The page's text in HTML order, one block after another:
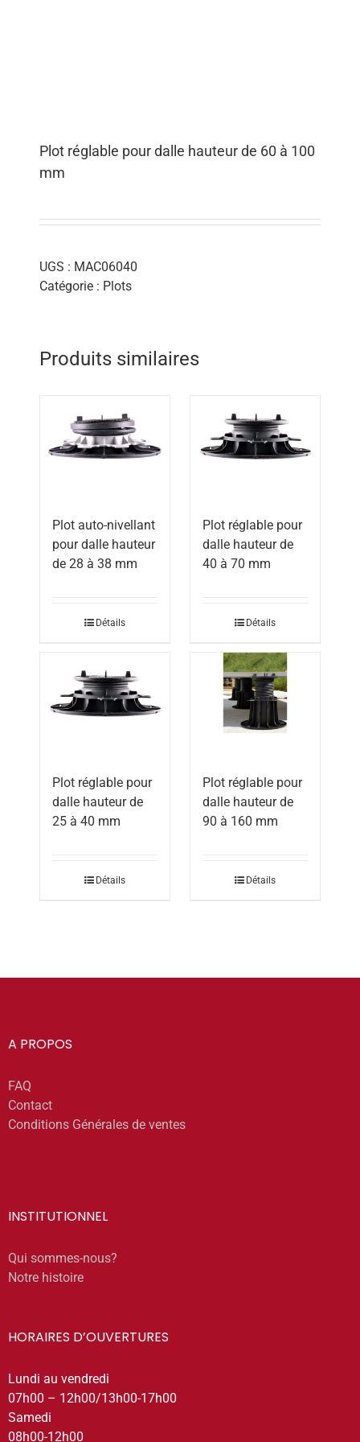
Plot réglable pour dalle hauteur de 60 à 100
mm
UGS : MAC06040
Catégorie : Plots
Produits similaires
Plot auto-nivellant
pour dalle hauteur
de 28 à 38 mm
Détails
Plot réglable pour
dalle hauteur de
40 à 70 mm
Détails
Plot réglable pour
dalle hauteur de
25 à 40 mm
Détails
Plot réglable pour
dalle hauteur de
90 à 160 mm
Détails
A PROPOS
FAQ
Contact
Conditions Générales de ventes
INSTITUTIONNEL
Qui sommes-nous?
Notre histoire
HORAIRES D’OUVERTURES
Lundi au vendredi
07h00 – 12h00/13h00-17h00
Samedi
08h00-12h00